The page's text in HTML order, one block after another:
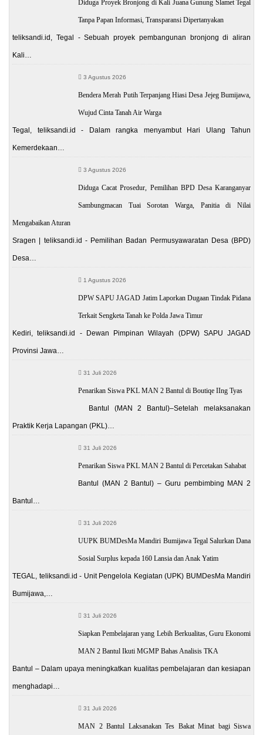
Diduga Proyek Bronjong di Kali Juana Gunung Slamet Tegal
Tanpa Papan Informasi, Transparansi Dipertanyakan
teliksandi.id, Tegal - Sebuah proyek pembangunan bronjong di aliran
Kali…
3 Agustus 2026
Bendera Merah Putih Terpanjang Hiasi Desa Jejeg Bumijawa,
Wujud Cinta Tanah Air Warga
Tegal, teliksandi.id - Dalam rangka menyambut Hari Ulang Tahun
Kemerdekaan…
3 Agustus 2026
Diduga Cacat Prosedur, Pemilihan BPD Desa Karanganyar
Sambungmacan Tuai Sorotan Warga, Panitia di Nilai
Mengabaikan Aturan
Sragen | teliksandi.id - Pemilihan Badan Permusyawaratan Desa (BPD)
Desa…
1 Agustus 2026
DPW SAPU JAGAD Jatim Laporkan Dugaan Tindak Pidana
Terkait Sengketa Tanah ke Polda Jawa Timur
Kediri, teliksandi.id - Dewan Pimpinan Wilayah (DPW) SAPU JAGAD
Provinsi Jawa…
31 Juli 2026
Penarikan Siswa PKL MAN 2 Bantul di Boutiqe IIng Tyas
Bantul (MAN 2 Bantul)–Setelah melaksanakan
Praktik Kerja Lapangan (PKL)…
31 Juli 2026
Penarikan Siswa PKL MAN 2 Bantul di Percetakan Sahabat
Bantul (MAN 2 Bantul) – Guru pembimbing MAN 2
Bantul…
31 Juli 2026
UUPK BUMDesMa Mandiri Bumijawa Tegal Salurkan Dana
Sosial Surplus kepada 160 Lansia dan Anak Yatim
TEGAL, teliksandi.id - Unit Pengelola Kegiatan (UPK) BUMDesMa Mandiri
Bumijawa,…
31 Juli 2026
Siapkan Pembelajaran yang Lebih Berkualitas, Guru Ekonomi
MAN 2 Bantul Ikuti MGMP Bahas Analisis TKA
Bantul – Dalam upaya meningkatkan kualitas pembelajaran dan kesiapan
menghadapi…
31 Juli 2026
MAN 2 Bantul Laksanakan Tes Bakat Minat bagi Siswa